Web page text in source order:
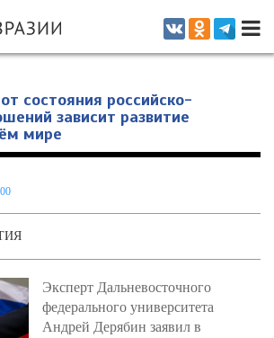
издание, посвященное актуальным
постсоветском пространстве
состояния российско-
зависит развитие
мире
Эксперт Дальневосточного
федерального университета
Андрей Дерябин заявил в